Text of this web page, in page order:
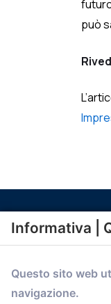
può
Informativa |
Questo sito web
navigazione.